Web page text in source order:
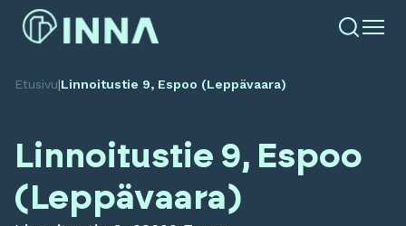
Etusivu|Linnoitustie 9, Espoo (Leppävaara)
Linnoitustie 9, Espoo
(Leppävaara)